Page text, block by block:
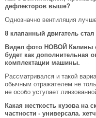
дефлекторов выше?
Однозначно вентиляция
8 клапанный двигатель
Видел фото НОВОЙ Калины
будет как дополнительная
комплектации машины.
Рассматривался и такой
обычным отражателем не
не особо уступает
Какая жесткость кузова на
частности - универсала.